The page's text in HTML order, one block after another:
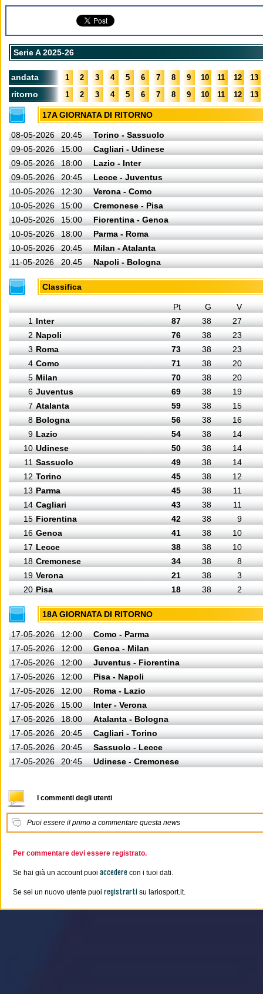
Serie A 2025-26
andata 1 2 3 4 5 6 7 8 9 10 11 12 13
ritorno 1 2 3 4 5 6 7 8 9 10 11 12 13
17A GIORNATA DI RITORNO
08-05-2026 20:45
Torino - Sassuolo
09-05-2026
15:00
Cagliari - Udinese
09-05-2026
18:00
Lazio - Inter
09-05-2026
20:45
Lecce - Juventus
10-05-2026
12:30
Verona - Como
10-05-2026
15:00
Cremonese - Pisa
10-05-2026
15:00
Fiorentina - Genoa
10-05-2026
18:00
Parma - Roma
10-05-2026
20:45
Milan - Atalanta
11-05-2026
20.45 Napoli - Bologna
Classifica
Pt G
V
1 Inter 87 38
27
2 Napoli 76 38
23
3 Roma 73 38
23
4 Como 71 38
20
5 Milan 70 38
20
6 Juventus 69 38
19
7 Atalanta 59 38
15
8 Bologna 56 38
16
9 Lazio 54 38
14
10 Udinese 50 38
14
11 Sassuolo 49 38
14
12 Torino 45 38
12
13 Parma 45 38
11
14 Cagliari 43 38
11
15 Fiorentina 42 38
9
16 Genoa 41 38
10
17 Lecce 38 38
10
18 Cremonese 34 38
8
19 Verona 21 38
3
20 Pisa 18 38 2
18A GIORNATA DI RITORNO
17-05-2026 12:00
Como - Parma
17-05-2026
12:00
Genoa - Milan
17-05-2026
12:00
Juventus - Fiorentina
17-05-2026
12:00
Pisa - Napoli
17-05-2026
12:00
Roma - Lazio
17-05-2026
15:00
Inter - Verona
17-05-2026
18:00
Atalanta - Bologna
17-05-2026
20:45
Cagliari - Torino
17-05-2026
20:45
Sassuolo - Lecce
17-05-2026
20:45 Udinese - Cremonese
I commenti degli utenti
Puoi essere il primo a commentare questa news
Per commentare devi essere registrato.
Se hai già un account puoi accedere con i tuoi dati.
Se sei un nuovo utente puoi registrarti su lariosport.it.